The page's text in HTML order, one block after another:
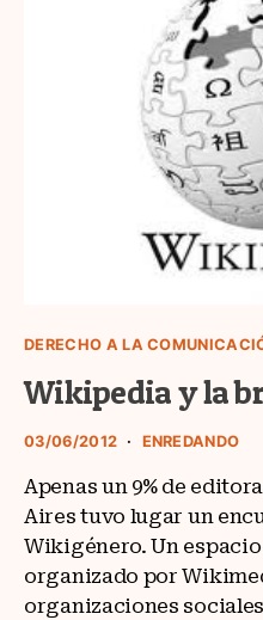
DERECHO A LA
Wikipedia y la
03/06/2012 ENREDANDO
Apenas un 9% de
Aires tuvo lugar un
Wikigénero. Un
organizado por
organizaciones